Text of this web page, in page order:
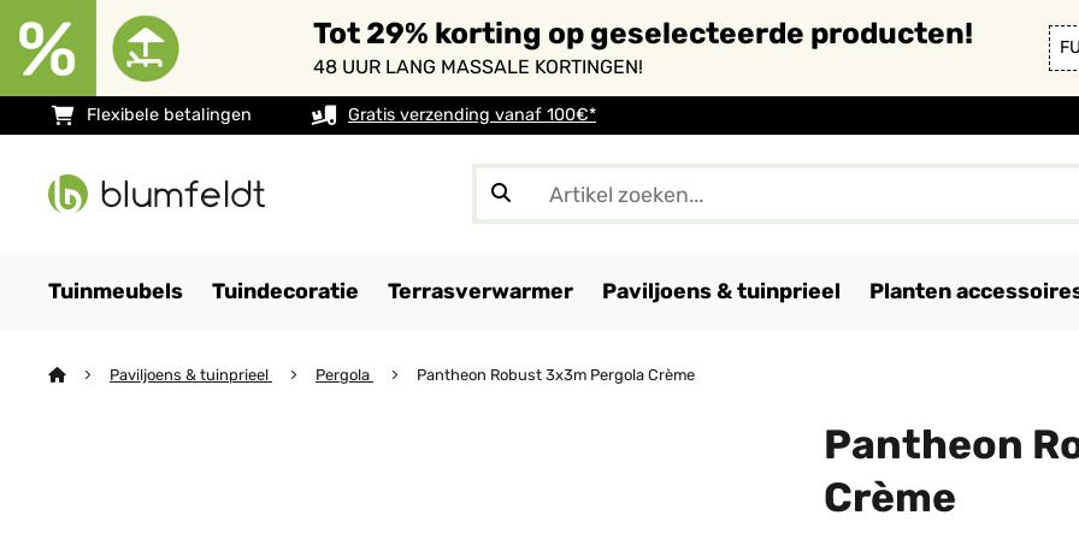
Tot 29% korting op geselecteerde producten!
48 UUR LANG MASSALE KORTINGEN!
Flexibele betalingen Gratis verzending vanaf 100€*
Tuinmeubels Tuindecoratie Terrasverwarmer Paviljoens & tuinprieel Planten
Paviljoens & tuinprieel Pergola Pantheon Robust 3x3m Pergola Crème
Pantheon
Crème